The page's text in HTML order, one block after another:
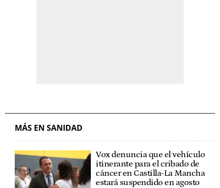
MÁS EN SANIDAD
Vox denuncia que el vehículo
itinerante para el cribado de
cáncer en Castilla-La Mancha
estará suspendido en agosto